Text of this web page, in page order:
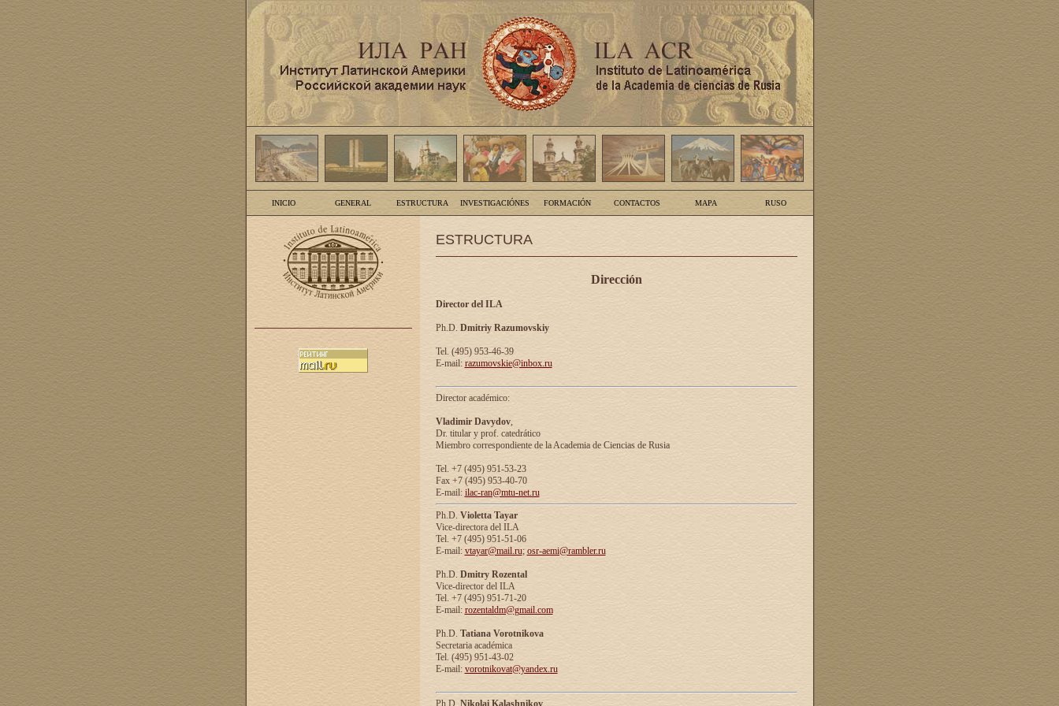
INICIO GENERAL ESTRUCTURA INVESTIGACIÓNES FORMACIÓN CONTACTOS MAPA RUSO
ESTRUCTURA
Dirección
Director del ILA
Ph.D. Dmitriy Razumovskiy
Tel. (495) 953-46-39
E-mail: razumovskie@inbox.ru
Director académico:
Vladimir Davydov,
Dr. titular y prof. catedrático
Miembro correspondiente de la Academia de Ciencias de Rusia
Tel. +7 (495) 951-53-23
Fax +7 (495) 953-40-70
E-mail: ilac-ran@mtu-net.ru
Ph.D. Violetta Tayar
Vice-directora del ILA
Tel. +7 (495) 951-51-06
E-mail: vtayar@mail.ru; osr-aemi@rambler.ru
Ph.D. Dmitry Rozental
Vice-director del ILA
Tel. +7 (495) 951-71-20
E-mail: rozentaldm@gmail.com
Ph.D. Tatiana Vorotnikova
Secretaria académica
Tel. (495) 951-43-02
E-mail: vorotnikovat@yandex.ru
Ph.D. Nikolai Kalashnikov